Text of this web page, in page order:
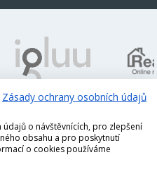
Zásady ochrany osobních údajů
o návštěvnících, pro zlepšení
obsahu a pro poskytnutí
o cookies používáme